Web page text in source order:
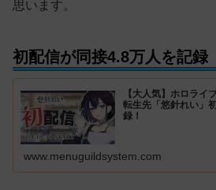
思います。
初配信が同接4.8万人を記録
【大人気】ホロライ
転生先「悠針れい」
録！
www.menuguildsystem.com